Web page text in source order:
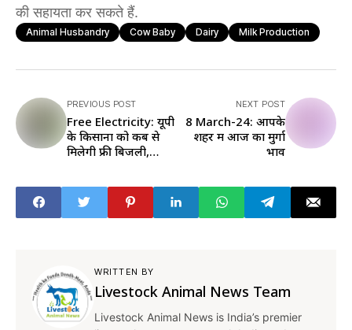
की सहायता कर सकते हैं.
Animal Husbandry Cow Baby Dairy Milk Production
PREVIOUS POST
Free Electricity: यूपी
के किसानों को कब से
मिलेगी फ्री बिजली,
NEXT POST
8 March-24: आपके
शहर में आज का मुर्गा
भाव
WRITTEN BY
Livestock Animal News Team
Livestock Animal News is India’s premier